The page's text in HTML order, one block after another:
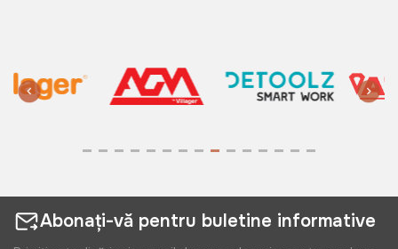
Abonați-vă pentru buletine informative